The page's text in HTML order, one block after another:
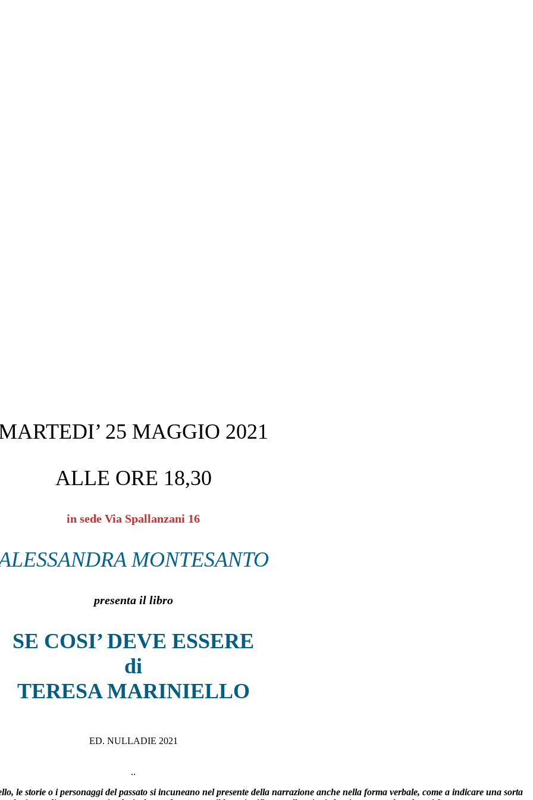
25 MAGGIO 2021
ALLE ORE 18,30
in sede Via Spallanzani 16
MONTESANTO
presenta il libro
SE COSI’ DEVE ESSERE
di
TERESA MARINIELLO
ED. NULLADIE 2021
..
le storie o i personaggi del passato si incuneano nel presente della narrazione anche nella forma verbale, come a indicare una sorta